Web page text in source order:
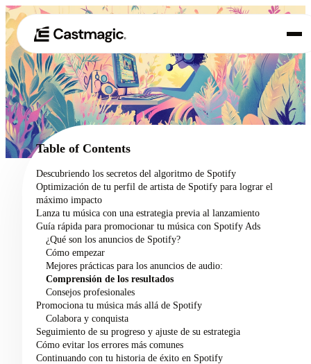
01 Producto
02 Casos de uso
Precios
Acerca de nosotros
Table of Contents
Descubriendo los secretos del algoritmo de Spotify
Optimización de tu perfil de artista de Spotify para lograr el
máximo impacto
Lanza tu música con una estrategia previa al lanzamiento
Guía rápida para promocionar tu música con Spotify Ads
¿Qué son los anuncios de Spotify?
Cómo empezar
Mejores prácticas para los anuncios de audio:
Comprensión de los resultados
Consejos profesionales
Promociona tu música más allá de Spotify
Colabora y conquista
Seguimiento de su progreso y ajuste de su estrategia
Cómo evitar los errores más comunes
Continuando con tu historia de éxito en Spotify